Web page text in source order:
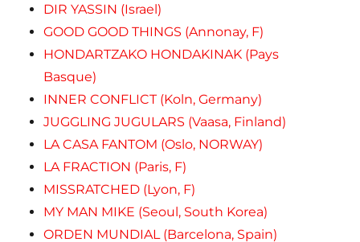
DIR YASSIN (Israel)
GOOD GOOD THINGS (Annonay, F)
HONDARTZAKO HONDAKINAK (Pays
Basque)
INNER CONFLICT (Koln, Germany)
JUGGLING JUGULARS (Vaasa, Finland)
LA CASA FANTOM (Oslo, NORWAY)
LA FRACTION (Paris, F)
MISSRATCHED (Lyon, F)
MY MAN MIKE (Seoul, South Korea)
ORDEN MUNDIAL (Barcelona, Spain)